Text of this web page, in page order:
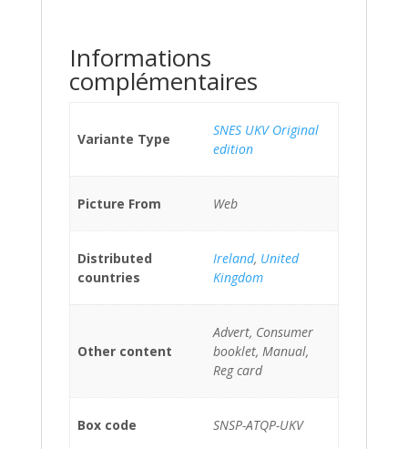
Informations
complémentaires
Variante Type
SNES UKV Original
edition
Picture From Web
Distributed
countries
Ireland, United
Kingdom
Other content
Advert, Consumer
booklet, Manual,
Reg card
Box code SNSP-ATQP-UKV